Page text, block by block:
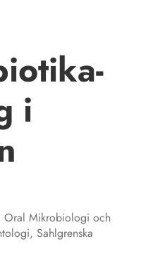
i
Oral Mikrobiologi och
Sahlgrenska